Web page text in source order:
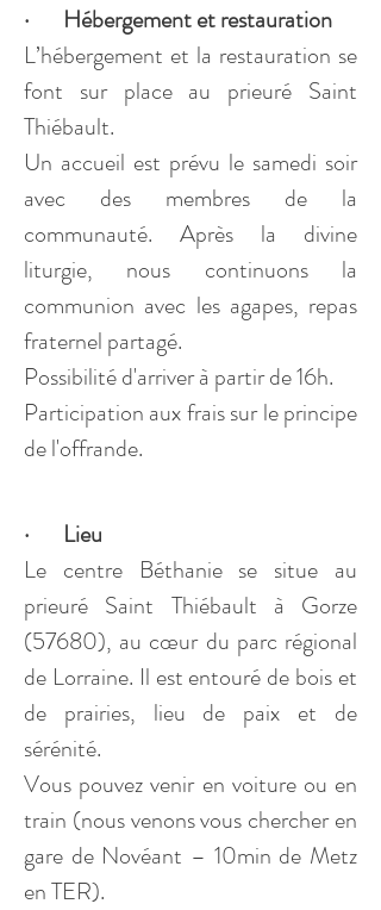
·       Hébergement et restauration
L’hébergement et la restauration se
font sur place au prieuré Saint
Thiébault.
Un accueil est prévu le samedi soir
avec des membres de la
communauté. Après la divine
liturgie, nous continuons la
communion avec les agapes, repas
fraternel partagé.
Possibilité d'arriver à partir de 16h.
Participation aux frais sur le principe
de l'offrande.
·       Lieu
Le centre Béthanie se situe au
prieuré Saint Thiébault à Gorze
(57680), au cœur du parc régional
de Lorraine. Il est entouré de bois et
de prairies, lieu de paix et de
sérénité.
Vous pouvez venir en voiture ou en
train (nous venons vous chercher en
gare de Novéant – 10min de Metz
en TER).